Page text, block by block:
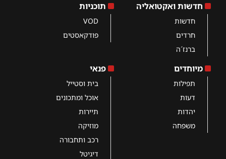
חדשות ואקטואליה
חדשות
חרדים
ברנז´ה
תוכניות
VOD
פודקאסטים
מיוחדים
תפילות
דעות
יהדות
משפחה
פנאי
בית וסטייל
אוכל ומתכונים
תיירות
מוזיקה
רכב ותחבורה
דיגיטל